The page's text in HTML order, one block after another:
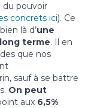
du pouvoir
concrets ici). Ce
là d’une
terme. Il en
que nos
sauf à se battre
On peut
aux 6,5%